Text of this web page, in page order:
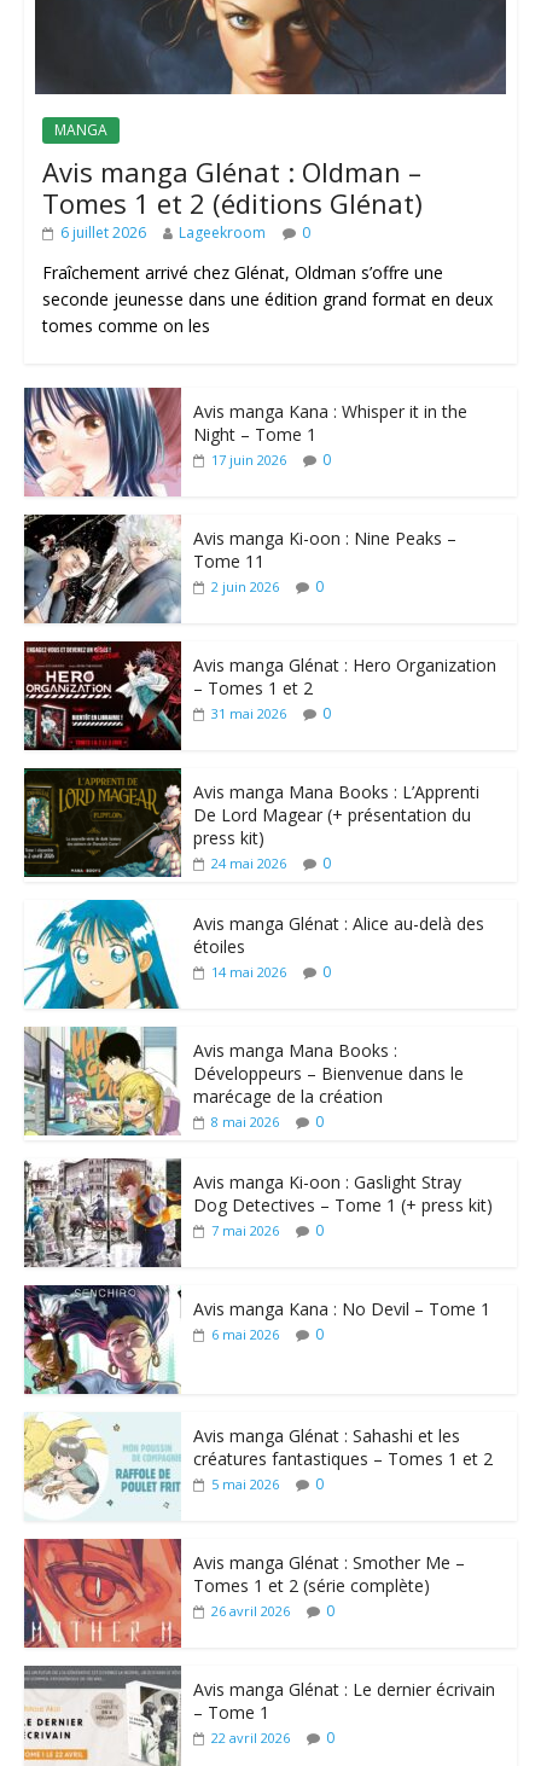
MANGA
Avis manga Glénat : Oldman –
Tomes 1 et 2 (éditions Glénat)
6 juillet 2026 Lageekroom 0
Fraîchement arrivé chez Glénat, Oldman s’offre une
seconde jeunesse dans une édition grand format en deux
tomes comme on les
Avis manga Kana : Whisper it in the
Night – Tome 1
17 juin 2026 0
Avis manga Ki-oon : Nine Peaks –
Tome 11
2 juin 2026 0
Avis manga Glénat : Hero Organization
– Tomes 1 et 2
31 mai 2026 0
Avis manga Mana Books : L’Apprenti
De Lord Magear (+ présentation du
press kit)
24 mai 2026 0
Avis manga Glénat : Alice au-delà des
étoiles
14 mai 2026 0
Avis manga Mana Books :
Développeurs – Bienvenue dans le
marécage de la création
8 mai 2026 0
Avis manga Ki-oon : Gaslight Stray
Dog Detectives – Tome 1 (+ press kit)
7 mai 2026 0
Avis manga Kana : No Devil – Tome 1
6 mai 2026 0
Avis manga Glénat : Sahashi et les
créatures fantastiques – Tomes 1 et 2
5 mai 2026 0
Avis manga Glénat : Smother Me –
Tomes 1 et 2 (série complète)
26 avril 2026 0
Avis manga Glénat : Le dernier écrivain
– Tome 1
22 avril 2026 0